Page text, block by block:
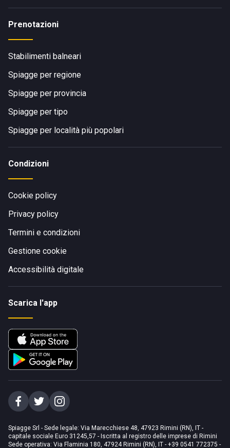
Prenotazioni
Stabilimenti balneari
Spiagge per regione
Spiagge per provincia
Spiagge per tipo
Spiagge per località più popolari
Condizioni
Cookie policy
Privacy policy
Termini e condizioni
Gestione cookie
Accessibilità digitale
Scarica l'app
Spiagge Srl - Sede legale: Via Marecchiese 48, 47923 Rimini (RN), IT -
capitale sociale Euro 31245,57 - Iscritta al registro delle imprese di Rimini
Sede operativa: Via Flaminia 180, 47924 Rimini (RN), IT - +39 0541 772375 -